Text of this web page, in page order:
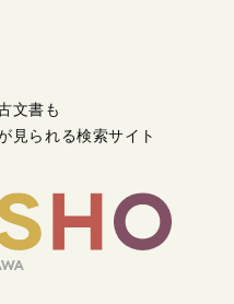
文書も
見られる検索サイト